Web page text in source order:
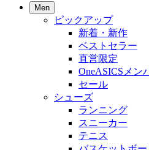
Men
ピックアップ
新着・新作
ベストセラー
直営限定
OneASICSメン
セール
シューズ
ランニング
スニーカー
テニス